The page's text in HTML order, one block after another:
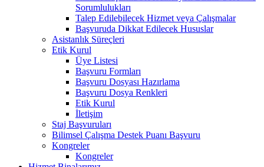
Sorumlulukları
Talep Edilebilecek Hizmet veya Çalışmalar
Başvuruda Dikkat Edilecek Hususlar
Asistanlık Süreçleri
Etik Kurul
Üye Listesi
Başvuru Formları
Başvuru Dosyası Hazırlama
Başvuru Dosya Renkleri
Etik Kurul
İletişim
Staj Başvuruları
Bilimsel Çalışma Destek Puanı Başvuru
Kongreler
Kongreler